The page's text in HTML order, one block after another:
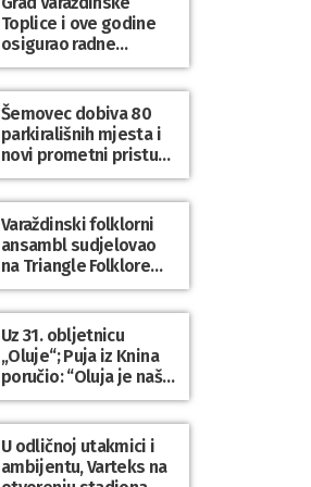
Bartolovečki
Toplice i ove godine
osigurao radne
bilježnice i dodatni
obrazovni materijal za
sve osnovnoškolce
Šemovec dobiva 80
parkirališnih mjesta i
novi prometni pristup
groblju
Varaždinski folklorni
ansambl sudjelovao
na Triangle Folklore
Festivalu u Danskoj
Uz 31. obljetnicu
„Oluje“; Puja iz Knina
poručio: “Oluja je naša
najveća pobjeda,
simbol slobode i
zajedništva!”
U odličnoj utakmici i
ambijentu, Varteks na